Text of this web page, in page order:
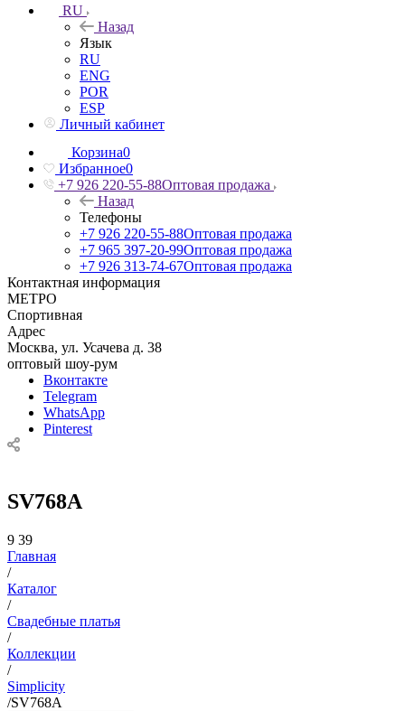
RU
Назад
Язык
RU
ENG
POR
ESP
Личный кабинет
Корзина0
Избранное0
+7 926 220-55-88Оптовая продажа
Назад
Телефоны
+7 926 220-55-88Оптовая продажа
+7 965 397-20-99Оптовая продажа
+7 926 313-74-67Оптовая продажа
Контактная информация
МЕТРО
Спортивная
Адрес
Москва, ул. Усачева д. 38
оптовый шоу-рум
Вконтакте
Telegram
WhatsApp
Pinterest
SV768A
9 39
Главная
/
Каталог
/
Свадебные платья
/
Коллекции
/
Simplicity
/SV768A